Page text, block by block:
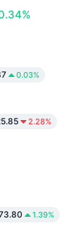
0.03%
2.28%
1.39%